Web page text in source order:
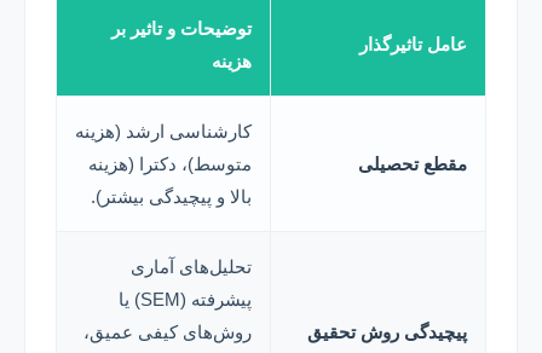
عامل تاثیرگذار
توضیحات و تاثیر بر
هزینه
مقطع تحصیلی
کارشناسی ارشد (هزینه
متوسط)، دکترا (هزینه
بالا و پیچیدگی بیشتر).
پیچیدگی روش تحقیق
تحلیل‌های آماری
پیشرفته (SEM) یا
روش‌های کیفی عمیق،